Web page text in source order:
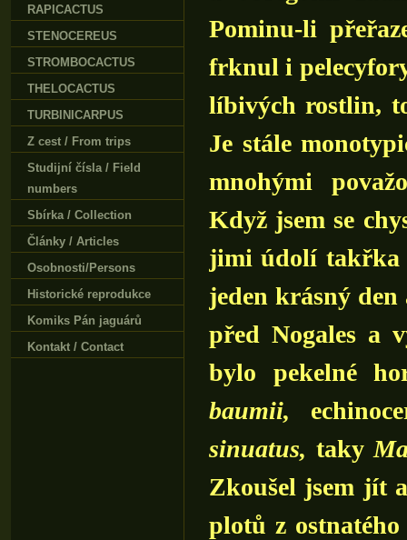
Pominu-li
frknul i
líbivých rostlin,
Je stále
mnohými
Když jsem se
jimi údolí takřka
jeden krásný
před Nogales a
bylo pekelné
baumii,
sinuatus, taky
Zkoušel jsem jít
plotů z
RAPICACTUS
STENOCEREUS
STROMBOCACTUS
THELOCACTUS
TURBINICARPUS
Z cest / From trips
Studijní čísla / Field
numbers
Sbírka / Collection
Články / Articles
Osobnosti/Persons
Historické reprodukce
Komiks Pán jaguárů
Kontakt / Contact